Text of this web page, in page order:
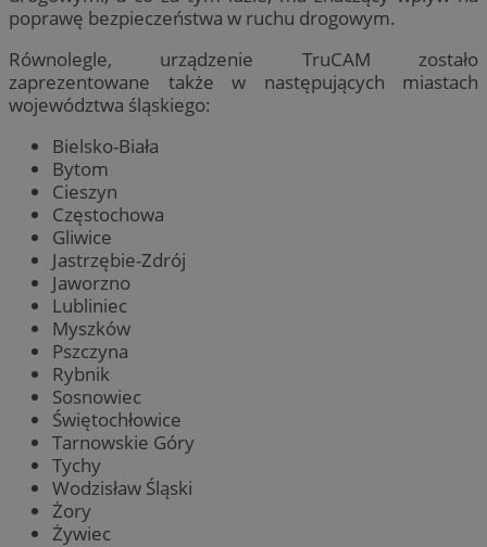
poprawę bezpieczeństwa w ruchu drogowym.
Równolegle, urządzenie TruCAM zostało
zaprezentowane także w następujących miastach
województwa śląskiego:
Bielsko-Biała
Bytom
Cieszyn
Częstochowa
Gliwice
Jastrzębie-Zdrój
Jaworzno
Lubliniec
Myszków
Pszczyna
Rybnik
Sosnowiec
Świętochłowice
Tarnowskie Góry
Tychy
Wodzisław Śląski
Żory
Żywiec